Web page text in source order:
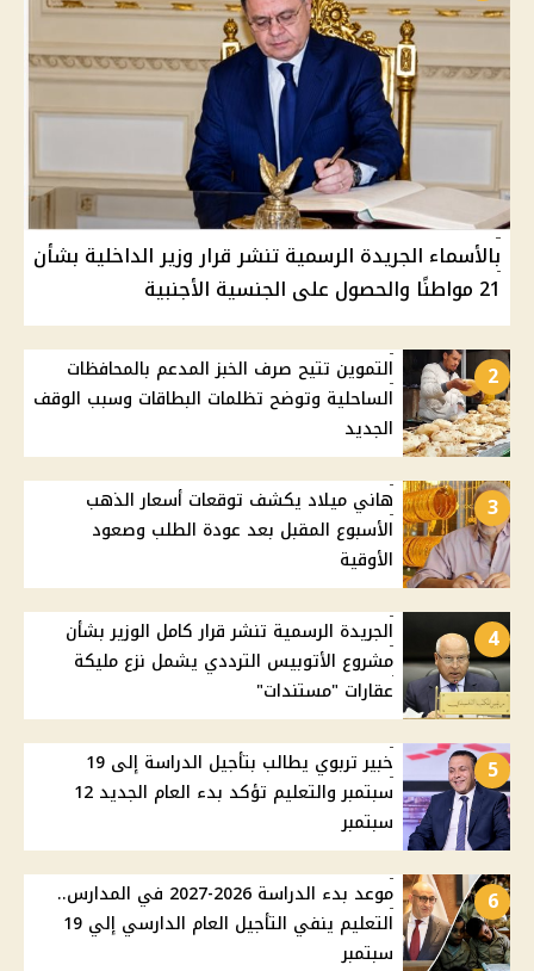
بالأسماء الجريدة الرسمية تنشر قرار وزير الداخلية بشأن
21 مواطنًا والحصول على الجنسية الأجنبية
2
التموين تتيح صرف الخبز المدعم بالمحافظات
الساحلية وتوضح تظلمات البطاقات وسبب الوقف
الجديد
3
هاني ميلاد يكشف توقعات أسعار الذهب
الأسبوع المقبل بعد عودة الطلب وصعود
الأوقية
4
الجريدة الرسمية تنشر قرار كامل الوزير بشأن
مشروع الأتوبيس الترددي يشمل نزع مليكة
عقارات "مستندات"
5
خبير تربوي يطالب بتأجيل الدراسة إلى 19
سبتمبر والتعليم تؤكد بدء العام الجديد 12
سبتمبر
6
موعد بدء الدراسة 2026-2027 في المدارس..
التعليم ينفي التأجيل العام الدارسي إلي 19
سبتمبر